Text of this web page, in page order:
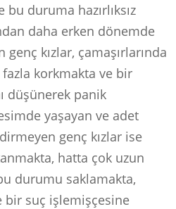
duruma hazırlıksız
daha erken dönemde
kızlar, çamaşırlarında
korkmakta ve bir
düşünerek panik
yaşayan ve adet
genç kızlar ise
hatta çok uzun
durumu saklamakta,
suç işlemişçesine